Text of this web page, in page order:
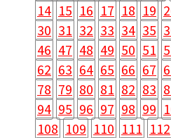
14 15 16 17 18 19
30 31 32 33 34 35
46 47 48 49 50 51
62 63 64 65 66 67
78 79 80 81 82 83
94 95 96 97 98 99
108 109 110 111 112